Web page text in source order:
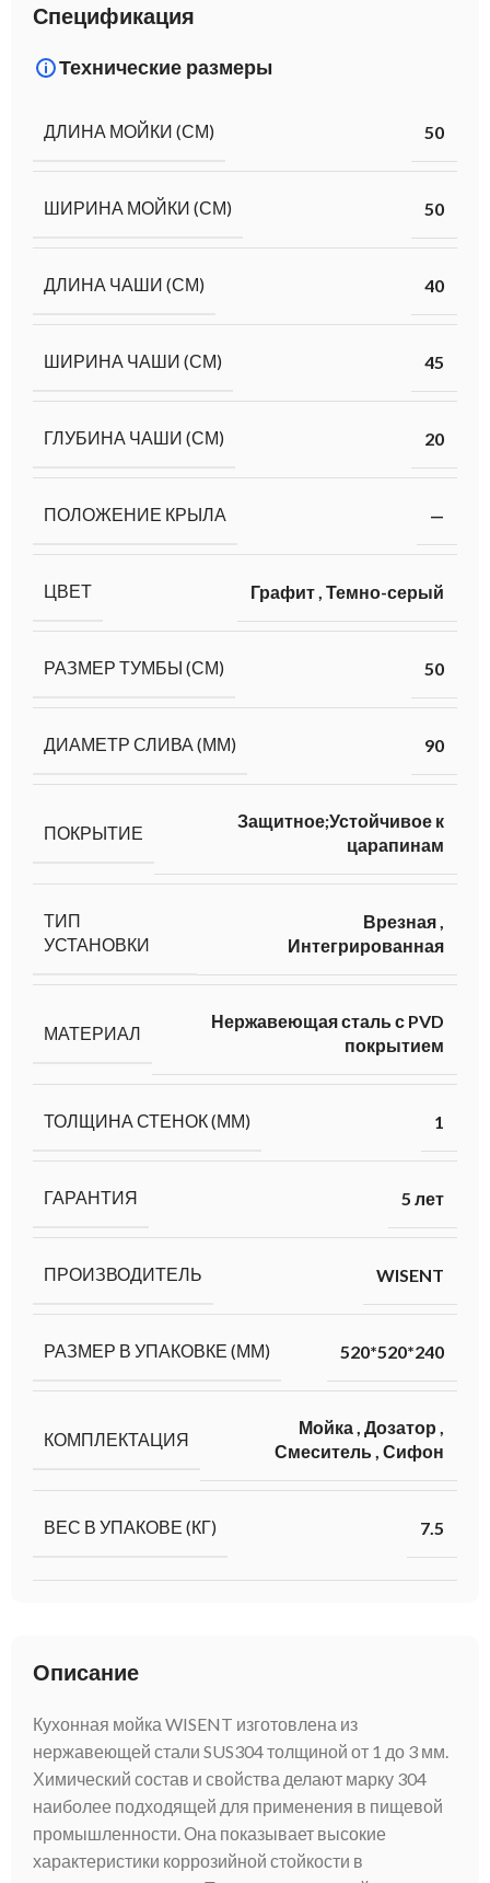
Описание
Кухонная мойка WISENT изготовлена из
нержавеющей стали SUS304 толщиной от 1 до 3 мм.
Химический состав и свойства делают марку 304
наиболее подходящей для применения в пищевой
промышленности. Она показывает высокие
характеристики коррозийной стойкости в
Спецификация
Технические размеры
ДЛИНА МОЙКИ (СМ) 50
ШИРИНА МОЙКИ (СМ) 50
ДЛИНА ЧАШИ (СМ) 40
ШИРИНА ЧАШИ (СМ) 45
ГЛУБИНА ЧАШИ (СМ) 20
ПОЛОЖЕНИЕ КРЫЛА —
ЦВЕТ Графит, Темно-серый
РАЗМЕР ТУМБЫ (СМ) 50
ДИАМЕТР СЛИВА (ММ) 90
ПОКРЫТИЕ
Защитное;Устойчивое к
царапинам
ТИП
УСТАНОВКИ
Врезная,
Интегрированная
МАТЕРИАЛ
Нержавеющая сталь с PVD
покрытием
ТОЛЩИНА СТЕНОК (ММ) 1
ГАРАНТИЯ 5 лет
ПРОИЗВОДИТЕЛЬ WISENT
РАЗМЕР В УПАКОВКЕ (ММ) 520*520*240
КОМПЛЕКТАЦИЯ
Мойка, Дозатор ,
Смеситель, Сифон
ВЕС В УПАКОВЕ (КГ) 7.5